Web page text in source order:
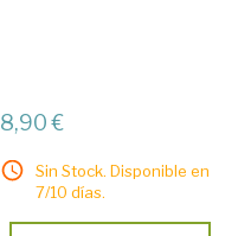
8,90 €
Sin Stock. Disponible en
7/10 días.